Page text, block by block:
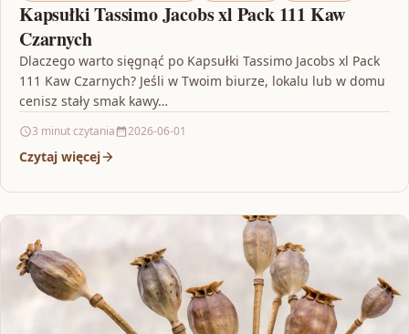
Kapsułki Tassimo Jacobs xl Pack 111 Kaw
Czarnych
Dlaczego warto sięgnąć po Kapsułki Tassimo Jacobs xl Pack
111 Kaw Czarnych? Jeśli w Twoim biurze, lokalu lub w domu
cenisz stały smak kawy…
3 minut czytania 2026-06-01
Czytaj więcej